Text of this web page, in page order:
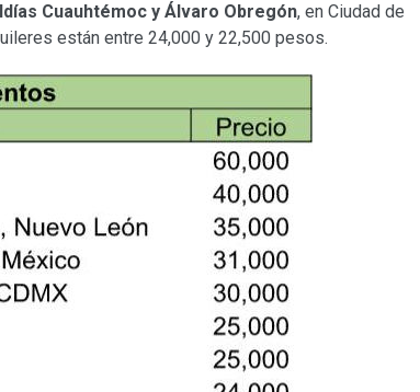
Cuauhtémoc y Álvaro Obregón, en Ciudad de
están entre 24,000 y 22,500 pesos.